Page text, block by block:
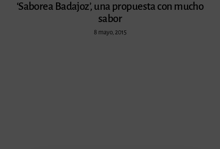
‘Saborea Badajoz’, una propuesta con mucho
sabor
8 mayo, 2015